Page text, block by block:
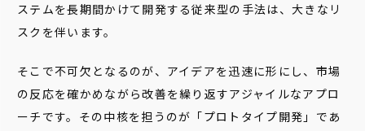
ステムを長期間かけて開発する従来型の手法は、大きなリ
スクを伴います。
そこで不可欠となるのが、アイデアを迅速に形にし、市場
の反応を確かめながら改善を繰り返すアジャイルなアプロ
ーチです。その中核を担うのが「プロトタイプ開発」であ